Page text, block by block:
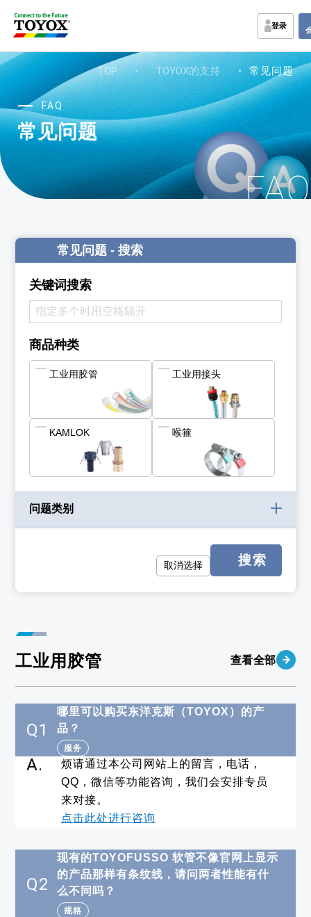
登录
TOP ・ TOYOX的支持 ・ 常见问题
FAQ
常见问题
FAQ
常见问题 - 搜索
关键词搜索
商品种类
工业用胶管 工业用接头
KAMLOK 喉箍
问题类别
取消选择 搜索
工业用胶管 查看全部
Q1
哪里可以购买东洋克斯（TOYOX）的产
品？
服务
A.
烦请通过本公司网站上的留言，电话，
QQ，微信等功能咨询，我们会安排专员
来对接。
点击此处进行咨询
Q2
现有的TOYOFUSSO 软管不像官网上显示
的产品那样有条纹线，请问两者性能有什
么不同吗？
规格